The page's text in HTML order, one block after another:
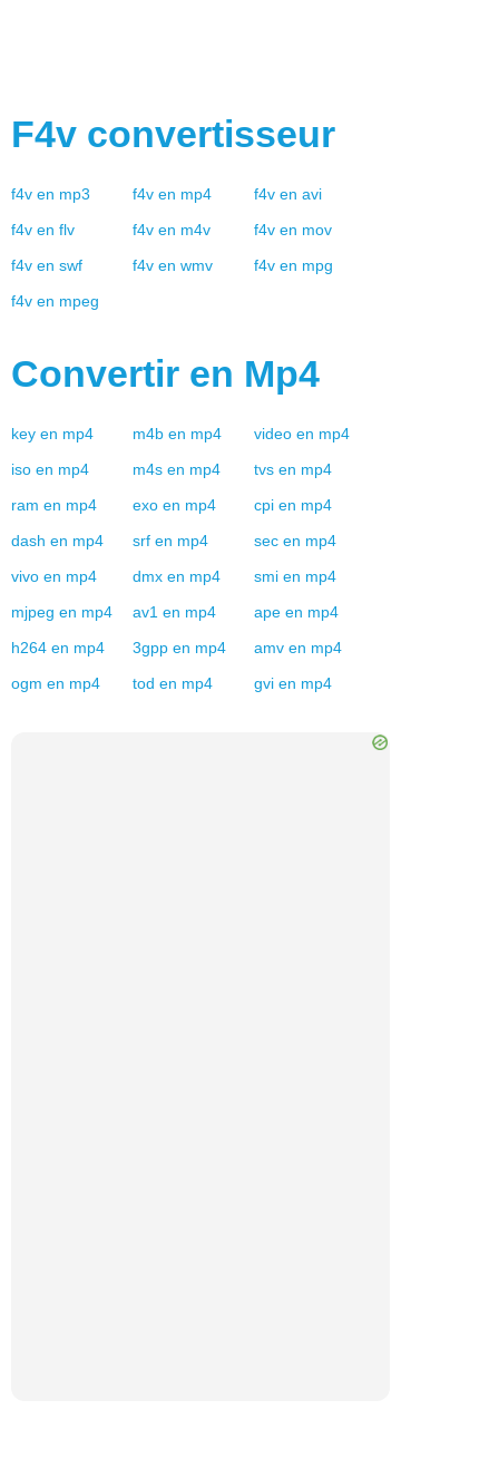
F4v convertisseur
f4v en mp3 f4v en mp4 f4v en avi
f4v en flv f4v en m4v f4v en mov
f4v en swf f4v en wmv f4v en mpg
f4v en mpeg
Convertir en Mp4
key en mp4 m4b en mp4 video en mp4
iso en mp4 m4s en mp4 tvs en mp4
ram en mp4 exo en mp4 cpi en mp4
dash en mp4 srf en mp4 sec en mp4
vivo en mp4 dmx en mp4 smi en mp4
mjpeg en mp4 av1 en mp4 ape en mp4
h264 en mp4 3gpp en mp4 amv en mp4
ogm en mp4 tod en mp4 gvi en mp4